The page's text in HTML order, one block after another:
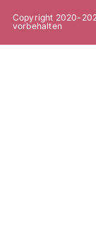
Copyright 2020-
vorbehalten